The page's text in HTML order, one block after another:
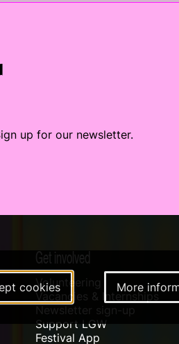
up for our newsletter.
Get involved
Volunteering
Vacancies & Internships
Newsletter sign-up
Support LGW
Festival App
cookies More